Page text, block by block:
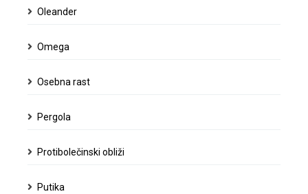
Oleander
Omega
Osebna rast
Pergola
Protibolečinski obliži
Putika